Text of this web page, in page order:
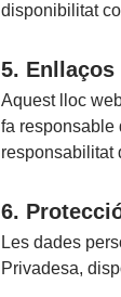
disponibilitat
5. Enllaços
Aquest lloc
fa responsable
responsabilitat
6.
Les dades
Privadesa,